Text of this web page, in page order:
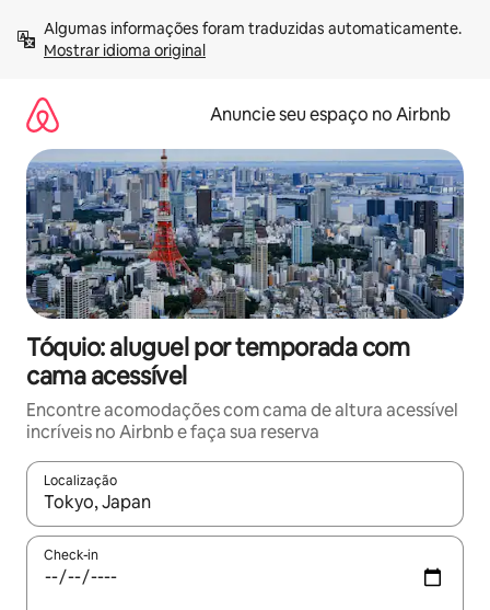
para
Mostrar idioma original
Anuncie seu espaço no Airbnb
Tóquio: aluguel por temporada com
cama acessível
Encontre acomodações com cama de altura acessível
incríveis no Airbnb e faça sua reserva
Localização
Quando os resultados estiverem disponíveis, explore-os
Check-in